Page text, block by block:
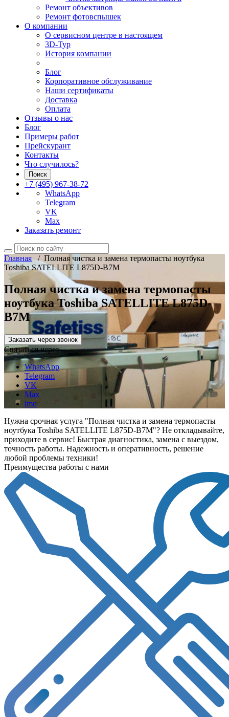
Ремонт объективов
Ремонт фотовспышек
О компании
О сервисном центре в настоящем
3D-Тур
История компании
Блог
Корпоративное обслуживание
Наши сертификаты
Доставка
Оплата
Отзывы о нас
Блог
Примеры работ
Прейскурант
Контакты
Что случилось?
Поиск
+7 (495) 967-38-72
WhatsApp
Telegram
VK
Max
Заказать ремонт
Главная/ Полная чистка и замена термопасты ноутбука
Toshiba SATELLITE L875D-B7M
Полная чистка и замена термопасты
ноутбука Toshiba SATELLITE L875D-
B7M
Заказать через звонок
Связаться через
WhatsApp
Telegram
VK
Max
imo
Нужна срочная услуга "Полная чистка и замена термопасты
ноутбука Toshiba SATELLITE L875D-B7M"? Не откладывайте,
приходите в сервис! Быстрая диагностика, замена с выездом,
точность работы. Надежность и оперативность, решение
любой проблемы техники!
Преимущества работы с нами